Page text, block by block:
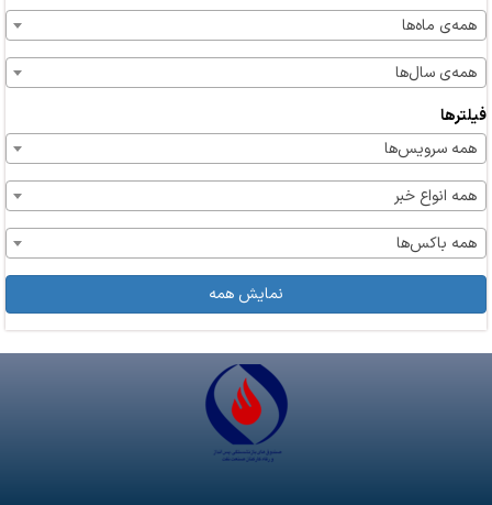
همه‌ی ماه‌ها
همه‌ی سال‌ها
فیلترها
همه سرویس‌ها
همه انواع خبر
همه باکس‌ها
نمایش همه